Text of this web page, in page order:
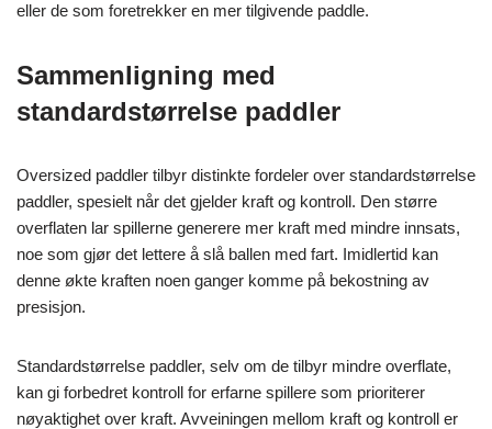
eller de som foretrekker en mer tilgivende paddle.
Sammenligning med
standardstørrelse paddler
Oversized paddler tilbyr distinkte fordeler over standardstørrelse
paddler, spesielt når det gjelder kraft og kontroll. Den større
overflaten lar spillerne generere mer kraft med mindre innsats,
noe som gjør det lettere å slå ballen med fart. Imidlertid kan
denne økte kraften noen ganger komme på bekostning av
presisjon.
Standardstørrelse paddler, selv om de tilbyr mindre overflate,
kan gi forbedret kontroll for erfarne spillere som prioriterer
nøyaktighet over kraft. Avveiningen mellom kraft og kontroll er